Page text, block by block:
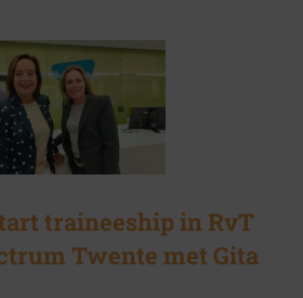
traineeship in RvT
Twente met Gita